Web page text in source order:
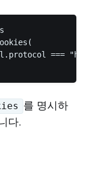
===
를 명시하
다.